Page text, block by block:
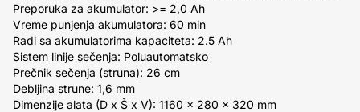
Preporuka za akumulator: >= 2,0 Ah
Vreme punjenja akumulatora: 60 min
Radi sa akumulatorima kapaciteta: 2.5 Ah
Sistem linije sečenja: Poluautomatsko
Prečnik sečenja (struna): 26 cm
Debljina strune: 1,6 mm
Dimenzije alata (D x Š x V): 1160 x 280 x 320 mm